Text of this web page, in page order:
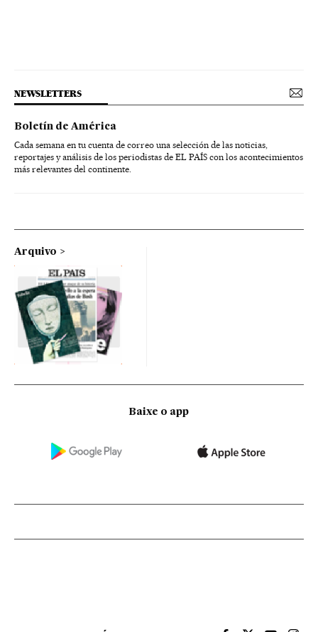
NEWSLETTERS
Boletín de América
Cada semana en tu cuenta de correo una selección de las noticias,
reportajes y análisis de los periodistas de EL PAÍS con los acontecimientos
más relevantes del continente.
Arquivo
Baixe o app